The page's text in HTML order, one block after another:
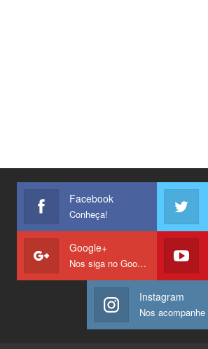
Facebook
Conheça!
Google+
Nos siga no Google +
Instagram